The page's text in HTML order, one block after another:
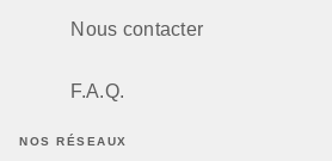
Nous contacter
F.A.Q.
NOS RÉSEAUX